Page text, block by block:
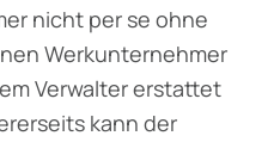
nicht per se ohne
Werkunternehmer
Verwalter erstattet
kann der